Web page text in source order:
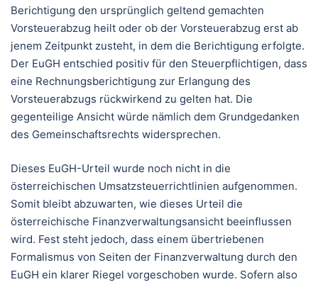
Berichtigung den ursprünglich geltend gemachten
Vorsteuerabzug heilt oder ob der Vorsteuerabzug erst ab
jenem Zeitpunkt zusteht, in dem die Berichtigung erfolgte.
Der EuGH entschied positiv für den Steuerpflichtigen, dass
eine Rechnungsberichtigung zur Erlangung des
Vorsteuerabzugs rückwirkend zu gelten hat. Die
gegenteilige Ansicht würde nämlich dem Grundgedanken
des Gemeinschaftsrechts widersprechen.
Dieses EuGH-Urteil wurde noch nicht in die
österreichischen Umsatzsteuerrichtlinien aufgenommen.
Somit bleibt abzuwarten, wie dieses Urteil die
österreichische Finanzverwaltungsansicht beeinflussen
wird. Fest steht jedoch, dass einem übertriebenen
Formalismus von Seiten der Finanzverwaltung durch den
EuGH ein klarer Riegel vorgeschoben wurde. Sofern also